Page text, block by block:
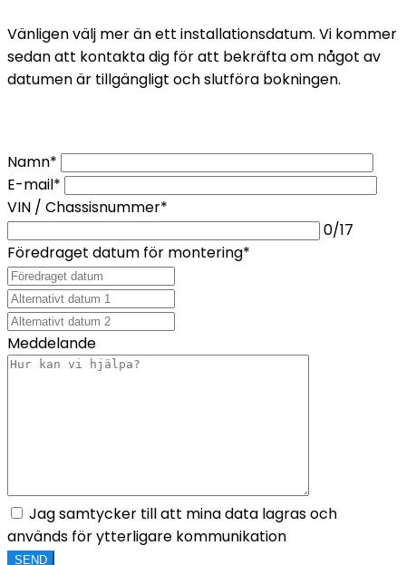
Vänligen välj mer än ett installationsdatum. Vi kommer
sedan att kontakta dig för att bekräfta om något av
datumen är tillgängligt och slutföra bokningen.
Namn*
E-mail*
VIN / Chassisnummer*
0/17
Föredraget datum för montering*
Meddelande
Jag samtycker till att mina data lagras och
används för ytterligare kommunikation